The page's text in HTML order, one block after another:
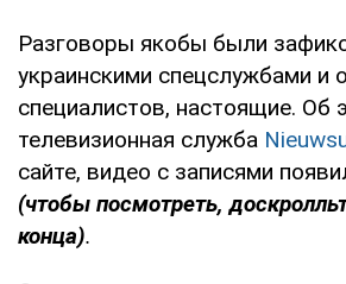
Разговоры якобы были
украинскими спецслужбами и
специалистов, настоящие. Об
телевизионная служба
сайте, видео с записями
(чтобы посмотреть,
конца).